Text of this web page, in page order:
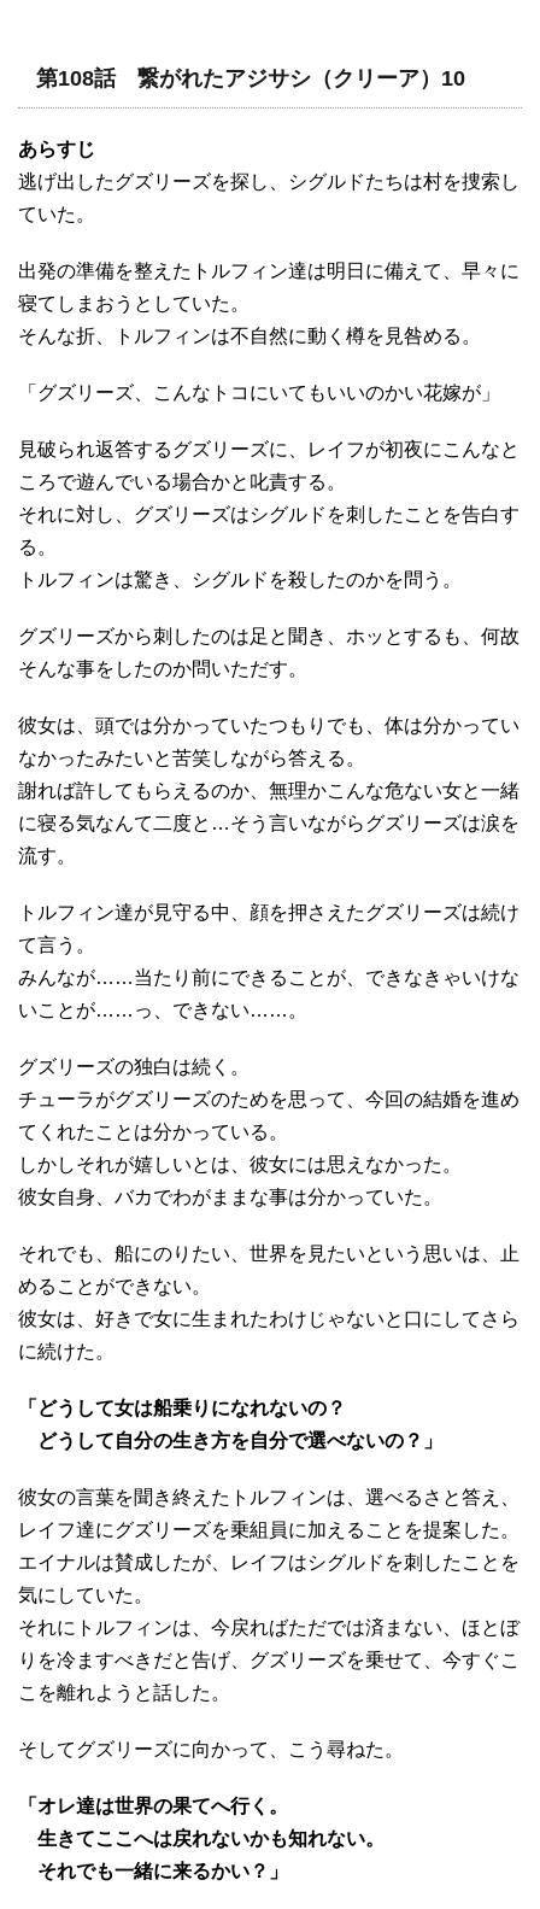
第108話 繋がれたアジサシ（クリーア）10
あらすじ
逃げ出したグズリーズを探し、シグルドたちは村を捜索し
ていた。
出発の準備を整えたトルフィン達は明日に備えて、早々に
寝てしまおうとしていた。
そんな折、トルフィンは不自然に動く樽を見咎める。
「グズリーズ、こんなトコにいてもいいのかい花嫁が」
見破られ返答するグズリーズに、レイフが初夜にこんなと
ころで遊んでいる場合かと叱責する。
それに対し、グズリーズはシグルドを刺したことを告白す
る。
トルフィンは驚き、シグルドを殺したのかを問う。
グズリーズから刺したのは足と聞き、ホッとするも、何故
そんな事をしたのか問いただす。
彼女は、頭では分かっていたつもりでも、体は分かってい
なかったみたいと苦笑しながら答える。
謝れば許してもらえるのか、無理かこんな危ない女と一緒
に寝る気なんて二度と…そう言いながらグズリーズは涙を
流す。
トルフィン達が見守る中、顔を押さえたグズリーズは続け
て言う。
みんなが……当たり前にできることが、できなきゃいけな
いことが……っ、できない……。
グズリーズの独白は続く。
チューラがグズリーズのためを思って、今回の結婚を進め
てくれたことは分かっている。
しかしそれが嬉しいとは、彼女には思えなかった。
彼女自身、バカでわがままな事は分かっていた。
それでも、船にのりたい、世界を見たいという思いは、止
めることができない。
彼女は、好きで女に生まれたわけじゃないと口にしてさら
に続けた。
「どうして女は船乗りになれないの？
どうして自分の生き方を自分で選べないの？」
彼女の言葉を聞き終えたトルフィンは、選べるさと答え、
レイフ達にグズリーズを乗組員に加えることを提案した。
エイナルは賛成したが、レイフはシグルドを刺したことを
気にしていた。
それにトルフィンは、今戻ればただでは済まない、ほとぼ
りを冷ますべきだと告げ、グズリーズを乗せて、今すぐこ
こを離れようと話した。
そしてグズリーズに向かって、こう尋ねた。
「オレ達は世界の果てへ行く。
生きてここへは戻れないかも知れない。
それでも一緒に来るかい？」